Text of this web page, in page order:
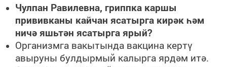
Чулпан Равилевна, гриппка каршы
прививканы кайчан ясатырга кирәк һәм
ничә яшьтән ясатырга ярый?
Организмга вакытында вакцина кертү
авыруны булдырмый калырга ярдәм итә.